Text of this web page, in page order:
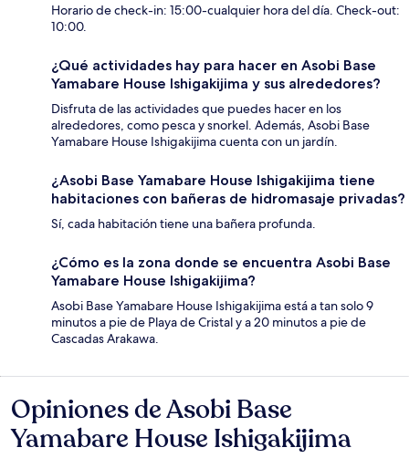
Horario de check-in: 15:00-cualquier hora del día. Check-out:
10:00.
¿Qué actividades hay para hacer en Asobi Base
Yamabare House Ishigakijima y sus alrededores?
Disfruta de las actividades que puedes hacer en los
alrededores, como pesca y snorkel. Además, Asobi Base
Yamabare House Ishigakijima cuenta con un jardín.
¿Asobi Base Yamabare House Ishigakijima tiene
habitaciones con bañeras de hidromasaje privadas?
Sí, cada habitación tiene una bañera profunda.
¿Cómo es la zona donde se encuentra Asobi Base
Yamabare House Ishigakijima?
Asobi Base Yamabare House Ishigakijima está a tan solo 9
minutos a pie de Playa de Cristal y a 20 minutos a pie de
Cascadas Arakawa.
Opiniones
Opiniones de Asobi Base
Yamabare House Ishigakijima